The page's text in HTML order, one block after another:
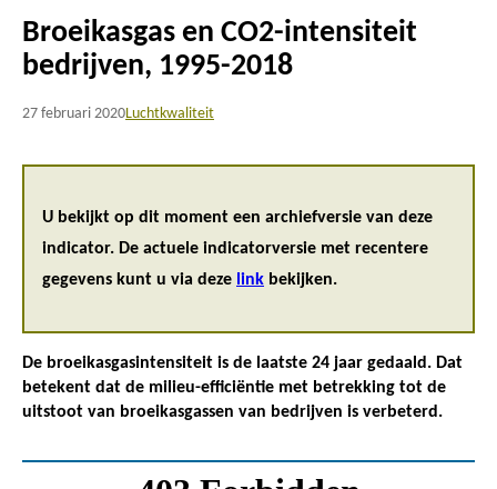
Kruimelpad
Broeikasgas en CO2-intensiteit
bedrijven, 1995-2018
27 februari 2020Luchtkwaliteit
U bekijkt op dit moment een archiefversie van deze
indicator. De actuele indicatorversie met recentere
gegevens kunt u via deze link bekijken.
De broeikasgasintensiteit is de laatste 24 jaar gedaald. Dat
betekent dat de milieu-efficiëntie met betrekking tot de
uitstoot van broeikasgassen van bedrijven is verbeterd.